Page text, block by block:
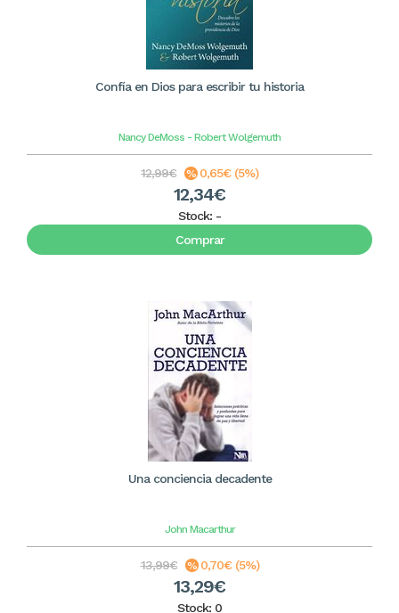
Confía en Dios para escribir tu historia
Nancy DeMoss - Robert Wolgemuth
12,99€ 0,65€ (5%)
12,34€
Stock: -
Comprar
Una conciencia decadente
John Macarthur
13,99€ 0,70€ (5%)
13,29€
Stock: 0